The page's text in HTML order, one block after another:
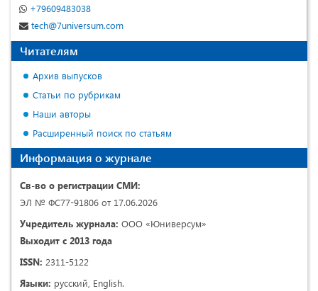
+79609483038
tech@7universum.com
Читателям
Архив выпусков
Статьи по рубрикам
Наши авторы
Расширенный поиск по статьям
Информация о журнале
Св-во о регистрации СМИ:
ЭЛ № ФС77-91806 от 17.06.2026
Учредитель журнала: ООО «Юниверсум»
Выходит с 2013 года
ISSN: 2311-5122
Языки: русский, English.